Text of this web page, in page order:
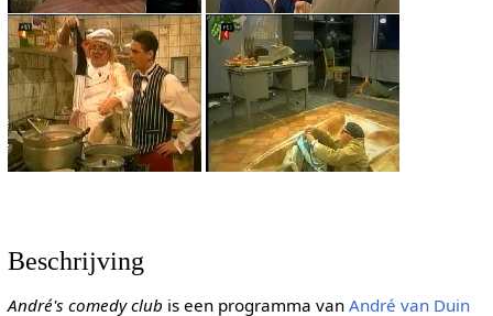
Beschrijving
André's comedy club is een programma van André van Duin